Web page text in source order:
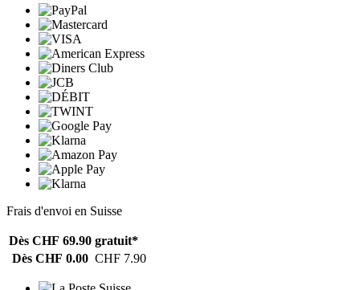
Frais d'envoi en Suisse
Dès CHF 69.90 gratuit*
Dès CHF 0.00 CHF 7.90